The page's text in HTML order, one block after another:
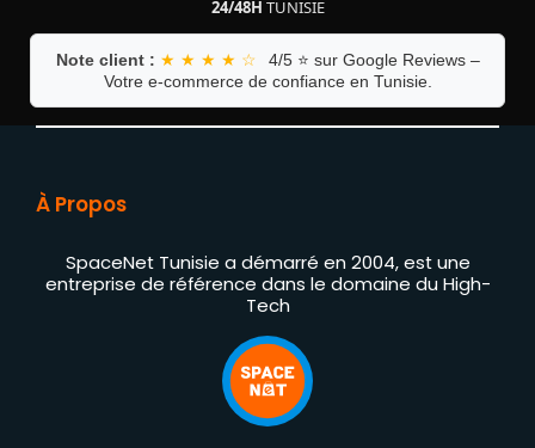
24/48H TUNISIE
Note client : ★ ★ ★ ★ ☆
4/5 ⭐ sur Google Reviews –
Votre e-commerce de confiance en Tunisie.
À Propos
SpaceNet Tunisie a démarré en 2004, est une
entreprise de référence dans le domaine du High-
Tech